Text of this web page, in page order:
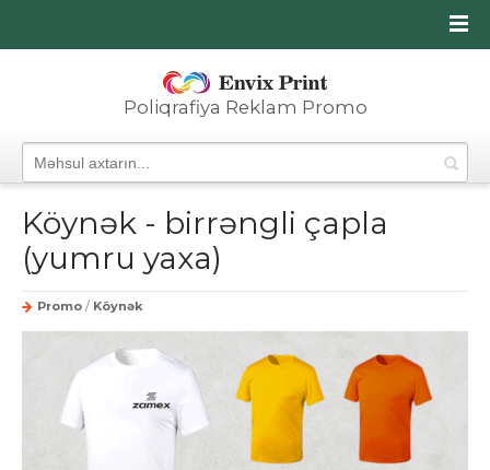
Poliqrafiya Reklam Promo
Köynək - birrəngli çapla
(yumru yaxa)
Promo / Köynək